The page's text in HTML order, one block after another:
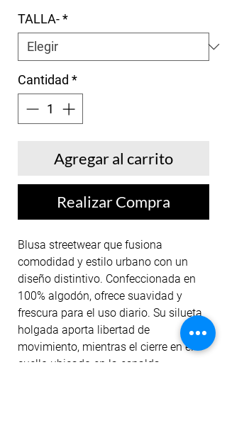
TALLA-*
Cantidad *
Agregar al carrito
Realizar Compra
Blusa streetwear que fusiona
comodidad y estilo urbano con un
diseño distintivo. Confeccionada en
100% algodón, ofrece suavidad y
frescura para el uso diario. Su silueta
holgada aporta libertad de
movimiento, mientras el cierre en el
cuello ubicado en la espalda